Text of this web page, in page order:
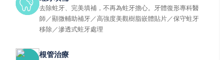
去除蛀牙、完美填補，不再為蛀牙擔心。牙體復形專科醫
師／顯微輔助補牙／高強度美觀樹脂嵌體貼片／保守蛀牙
移除／滲透式蛀牙處理
根管治療